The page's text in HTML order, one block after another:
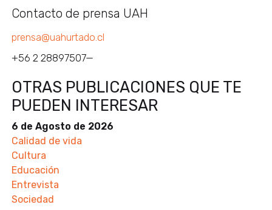
Contacto de prensa UAH
prensa@uahurtado.cl
+56 2 28897507—
OTRAS PUBLICACIONES QUE TE
PUEDEN INTERESAR
6 de Agosto de 2026
Calidad de vida
Cultura
Educación
Entrevista
Sociedad